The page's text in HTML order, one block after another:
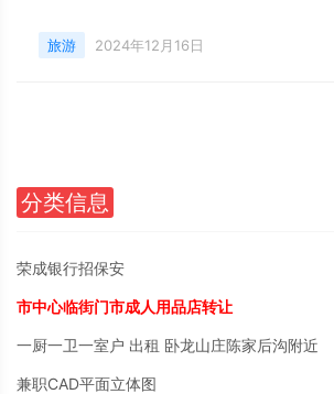
旅游 2024年12月16日
分类信息
荣成银行招保安
市中心临街门市成人用品店转让
一厨一卫一室户 出租 卧龙山庄陈家后沟附近
兼职CAD平面立体图